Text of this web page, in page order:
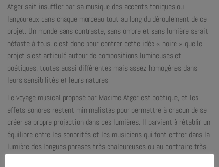
Atger sait insuffler par sa musique des accents toniques ou
langoureux dans chaque morceau tout au long du déroulement de ce
projet. Un monde sans contraste, sans ombre et sans lumière serait
néfaste à tous, c’est donc pour contrer cette idée « noire » que le
projet s’est articulé autour de compositions lumineuses et
poétiques, toutes aussi différentes mais assez homogènes dans
leurs sensibilités et leurs natures.
Le voyage musical proposé par Maxime Atger est poétique, et les
effets sonores restent minimalistes pour permettre à chacun de se
créer sa propre projection dans ces lumières. Il parvient à rétablir un
équilibre entre les sonorités et les musiciens qui font entrer dans la
lumière des longues phrases très chaleureuses ou au contraire très